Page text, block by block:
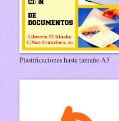
Plastificaciones hasta tamaño A3